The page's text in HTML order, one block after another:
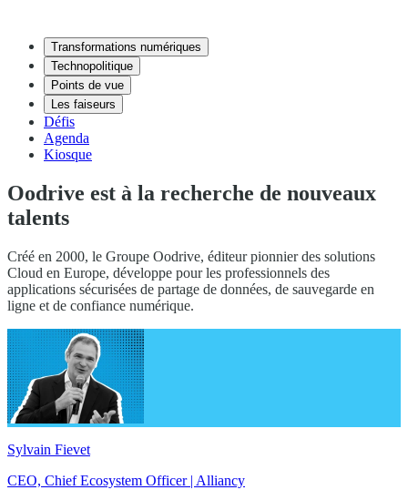
Transformations numériques
Technopolitique
Points de vue
Les faiseurs
Défis
Agenda
Kiosque
Oodrive est à la recherche de nouveaux
talents
Créé en 2000, le Groupe Oodrive, éditeur pionnier des solutions
Cloud en Europe, développe pour les professionnels des
applications sécurisées de partage de données, de sauvegarde en
ligne et de confiance numérique.
Sylvain Fievet
CEO, Chief Ecosystem Officer | Alliancy